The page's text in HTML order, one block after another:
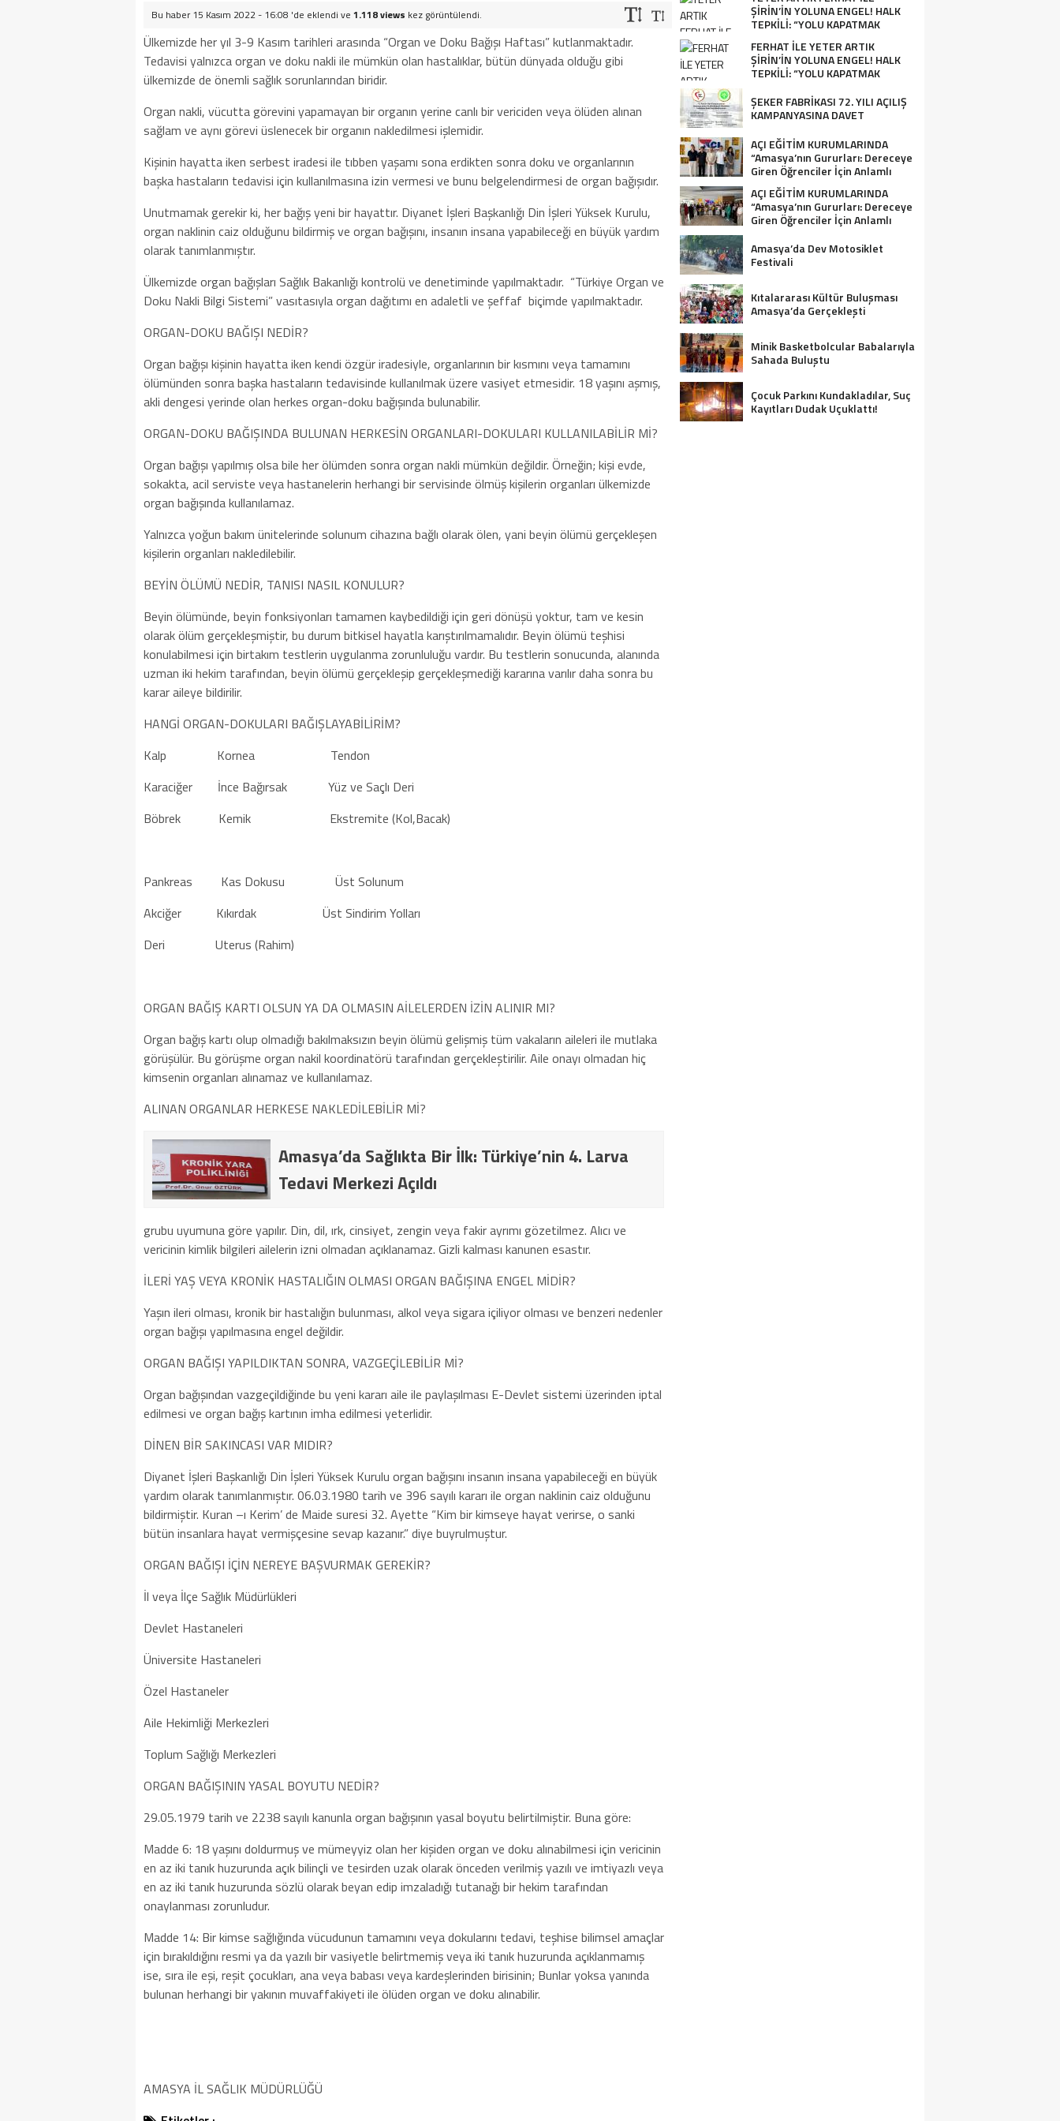
Bu haber 15 Kasım 2022 - 16:08 'de eklendi ve 1.118 views kez görüntülendi.
Ülkemizde her yıl 3-9 Kasım tarihleri arasında “Organ ve Doku Bağışı Haftası” kutlanmaktadır.
Tedavisi yalnızca organ ve doku nakli ile mümkün olan hastalıklar, bütün dünyada olduğu gibi
ülkemizde de önemli sağlık sorunlarından biridir.
Organ nakli, vücutta görevini yapamayan bir organın yerine canlı bir vericiden veya ölüden alınan
sağlam ve aynı görevi üslenecek bir organın nakledilmesi işlemidir.
Kişinin hayatta iken serbest iradesi ile tıbben yaşamı sona erdikten sonra doku ve organlarının
başka hastaların tedavisi için kullanılmasına izin vermesi ve bunu belgelendirmesi de organ bağışıdır.
Unutmamak gerekir ki, her bağış yeni bir hayattır. Diyanet İşleri Başkanlığı Din İşleri Yüksek Kurulu,
organ naklinin caiz olduğunu bildirmiş ve organ bağışını, insanın insana yapabileceği en büyük yardım
olarak tanımlanmıştır.
Ülkemizde organ bağışları Sağlık Bakanlığı kontrolü ve denetiminde yapılmaktadır. “Türkiye Organ ve
Doku Nakli Bilgi Sistemi” vasıtasıyla organ dağıtımı en adaletli ve şeffaf biçimde yapılmaktadır.
ORGAN-DOKU BAĞIŞI NEDİR?
Organ bağışı kişinin hayatta iken kendi özgür iradesiyle, organlarının bir kısmını veya tamamını
ölümünden sonra başka hastaların tedavisinde kullanılmak üzere vasiyet etmesidir. 18 yaşını aşmış,
akli dengesi yerinde olan herkes organ-doku bağışında bulunabilir.
ORGAN-DOKU BAĞIŞINDA BULUNAN HERKESİN ORGANLARI-DOKULARI KULLANILABİLİR Mİ?
Organ bağışı yapılmış olsa bile her ölümden sonra organ nakli mümkün değildir. Örneğin; kişi evde,
sokakta, acil serviste veya hastanelerin herhangi bir servisinde ölmüş kişilerin organları ülkemizde
organ bağışında kullanılamaz.
Yalnızca yoğun bakım ünitelerinde solunum cihazına bağlı olarak ölen, yani beyin ölümü gerçekleşen
kişilerin organları nakledilebilir.
BEYİN ÖLÜMÜ NEDİR, TANISI NASIL KONULUR?
Beyin ölümünde, beyin fonksiyonları tamamen kaybedildiği için geri dönüşü yoktur, tam ve kesin
olarak ölüm gerçekleşmiştir, bu durum bitkisel hayatla karıştırılmamalıdır. Beyin ölümü teşhisi
konulabilmesi için birtakım testlerin uygulanma zorunluluğu vardır. Bu testlerin sonucunda, alanında
uzman iki hekim tarafından, beyin ölümü gerçekleşip gerçekleşmediği kararına varılır daha sonra bu
karar aileye bildirilir.
HANGİ ORGAN-DOKULARI BAĞIŞLAYABİLİRİM?
Kalp Kornea Tendon
Karaciğer İnce Bağırsak Yüz ve Saçlı Deri
Böbrek Kemik Ekstremite (Kol,Bacak)
Pankreas Kas Dokusu Üst Solunum
Akciğer Kıkırdak Üst Sindirim Yolları
Deri Uterus (Rahim)
ORGAN BAĞIŞ KARTI OLSUN YA DA OLMASIN AİLELERDEN İZİN ALINIR MI?
Organ bağış kartı olup olmadığı bakılmaksızın beyin ölümü gelişmiş tüm vakaların aileleri ile mutlaka
görüşülür. Bu görüşme organ nakil koordinatörü tarafından gerçekleştirilir. Aile onayı olmadan hiç
kimsenin organları alınamaz ve kullanılamaz.
ALINAN ORGANLAR HERKESE NAKLEDİLEBİLİR Mİ?
Amasya’da Sağlıkta Bir İlk: Türkiye’nin 4. Larva
Tedavi Merkezi Açıldı
grubu uyumuna göre yapılır. Din, dil, ırk, cinsiyet, zengin veya fakir ayrımı gözetilmez. Alıcı ve
vericinin kimlik bilgileri ailelerin izni olmadan açıklanamaz. Gizli kalması kanunen esastır.
İLERİ YAŞ VEYA KRONİK HASTALIĞIN OLMASI ORGAN BAĞIŞINA ENGEL MİDİR?
Yaşın ileri olması, kronik bir hastalığın bulunması, alkol veya sigara içiliyor olması ve benzeri nedenler
organ bağışı yapılmasına engel değildir.
ORGAN BAĞIŞI YAPILDIKTAN SONRA, VAZGEÇİLEBİLİR Mİ?
Organ bağışından vazgeçildiğinde bu yeni kararı aile ile paylaşılması E-Devlet sistemi üzerinden iptal
edilmesi ve organ bağış kartının imha edilmesi yeterlidir.
DİNEN BİR SAKINCASI VAR MIDIR?
Diyanet İşleri Başkanlığı Din İşleri Yüksek Kurulu organ bağışını insanın insana yapabileceği en büyük
yardım olarak tanımlanmıştır. 06.03.1980 tarih ve 396 sayılı kararı ile organ naklinin caiz olduğunu
bildirmiştir. Kuran –ı Kerim’ de Maide suresi 32. Ayette “Kim bir kimseye hayat verirse, o sanki
bütün insanlara hayat vermişçesine sevap kazanır.” diye buyrulmuştur.
ORGAN BAĞIŞI İÇİN NEREYE BAŞVURMAK GEREKİR?
İl veya İlçe Sağlık Müdürlükleri
Devlet Hastaneleri
Üniversite Hastaneleri
Özel Hastaneler
Aile Hekimliği Merkezleri
Toplum Sağlığı Merkezleri
ORGAN BAĞIŞININ YASAL BOYUTU NEDİR?
29.05.1979 tarih ve 2238 sayılı kanunla organ bağışının yasal boyutu belirtilmiştir. Buna göre:
Madde 6: 18 yaşını doldurmuş ve mümeyyiz olan her kişiden organ ve doku alınabilmesi için vericinin
en az iki tanık huzurunda açık bilinçli ve tesirden uzak olarak önceden verilmiş yazılı ve imtiyazlı veya
en az iki tanık huzurunda sözlü olarak beyan edip imzaladığı tutanağı bir hekim tarafından
onaylanması zorunludur.
Madde 14: Bir kimse sağlığında vücudunun tamamını veya dokularını tedavi, teşhise bilimsel amaçlar
için bırakıldığını resmi ya da yazılı bir vasiyetle belirtmemiş veya iki tanık huzurunda açıklanmamış
ise, sıra ile eşi, reşit çocukları, ana veya babası veya kardeşlerinden birisinin; Bunlar yoksa yanında
bulunan herhangi bir yakının muvaffakiyeti ile ölüden organ ve doku alınabilir.
AMASYA İL SAĞLIK MÜDÜRLÜĞÜ
ŞİRİN’İN YOLUNA ENGEL! HALK
TEPKİLİ: “YOLU KAPATMAK
ÇÖZÜM DEĞİL, GÖREVİNİ YAP!”
FERHAT İLE YETER ARTIK
ŞİRİN’İN YOLUNA ENGEL! HALK
TEPKİLİ: “YOLU KAPATMAK
ŞEKER FABRİKASI 72. YILI AÇILIŞ
KAMPANYASINA DAVET
AÇI EĞİTİM KURUMLARINDA
“Amasya’nın Gururları: Dereceye
Giren Öğrenciler İçin Anlamlı
Tören”
AÇI EĞİTİM KURUMLARINDA
“Amasya’nın Gururları: Dereceye
Giren Öğrenciler İçin Anlamlı
Amasya’da Dev Motosiklet
Festivali
Kıtalararası Kültür Buluşması
Amasya’da Gerçekleşti
Minik Basketbolcular Babalarıyla
Sahada Buluştu
Çocuk Parkını Kundakladılar, Suç
Kayıtları Dudak Uçuklattı!